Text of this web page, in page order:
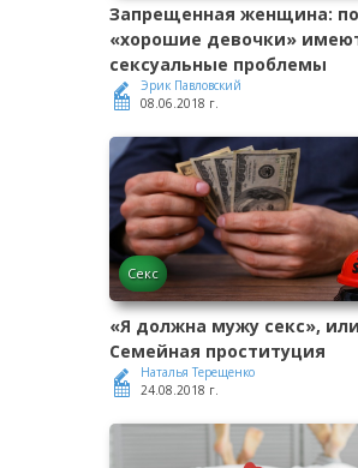
Запрещенная женщина:
«хорошие девочки»
сексуальные проблемы
Эрик Павловский
08.06.2018 г.
Секс
«Я должна мужу секс», или
Семейная проституция
Наталья Терещенко
24.08.2018 г.